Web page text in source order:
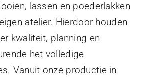
lassen en poederlakken
atelier. Hierdoor houden
kwaliteit, planning en
het volledige
Vanuit onze productie in